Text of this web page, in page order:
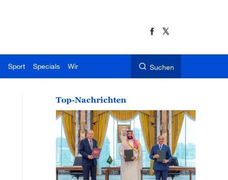
Sport Specials Wir Suchen
Top-Nachrichten